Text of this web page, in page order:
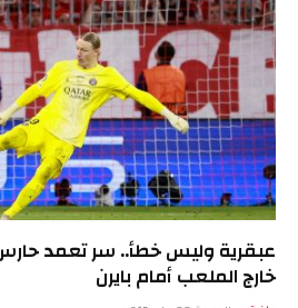
عبقرية وليس خطأ.. سر تعمد
خارج الملعب أمام بايرن